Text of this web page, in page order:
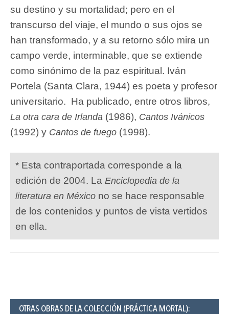
su destino y su mortalidad; pero en el
transcurso del viaje, el mundo o sus ojos se
han transformado, y a su retorno sólo mira un
campo verde, interminable, que se extiende
como sinónimo de la paz espiritual. Iván
Portela (Santa Clara, 1944) es poeta y profesor
universitario. Ha publicado, entre otros libros,
La otra cara de Irlanda (1986), Cantos Ivánicos
(1992) y Cantos de fuego (1998).
* Esta contraportada corresponde a la
edición de 2004. La Enciclopedia de la
literatura en México no se hace responsable
de los contenidos y puntos de vista vertidos
en ella.
OTRAS OBRAS DE LA COLECCIÓN (PRÁCTICA MORTAL):